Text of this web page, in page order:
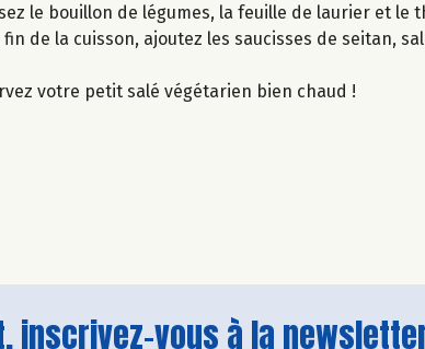
le bouillon de légumes, la feuille de laurier et le
de la cuisson, ajoutez les saucisses de seitan,
votre petit salé végétarien bien chaud !
inscrivez-vous à la